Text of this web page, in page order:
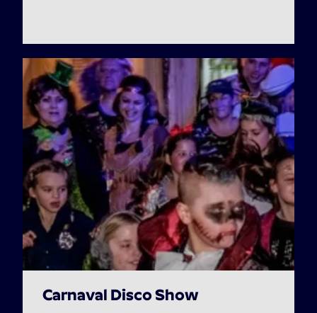
Carnaval Disco Show